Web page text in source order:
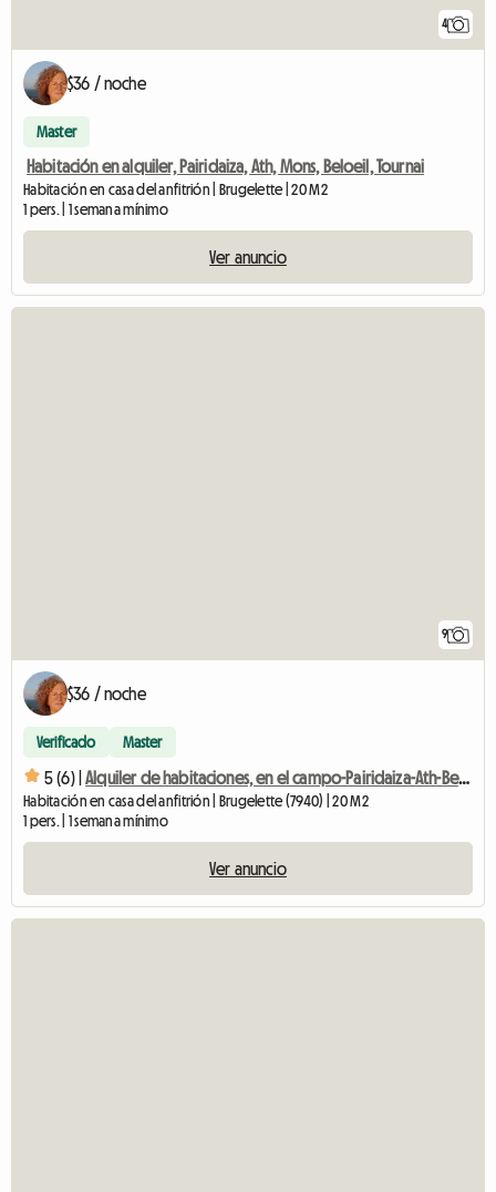
4
$36 / noche
Master
Habitación en alquiler, Pairidaiza, Ath, Mons, Beloeil, Tournai
Habitación en casa del anfitrión | Brugelette | 20 M2
1 pers. | 1 semana mínimo
Ver anuncio
9
$36 / noche
Verificado Master
5 (6) | Alquiler de habitaciones, en el campo-Pairidaiza-Ath-Beloeil-Mons-
Habitación en casa del anfitrión | Brugelette (7940) | 20 M2
1 pers. | 1 semana mínimo
Ver anuncio